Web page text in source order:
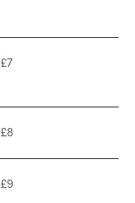
£7
£8
£9